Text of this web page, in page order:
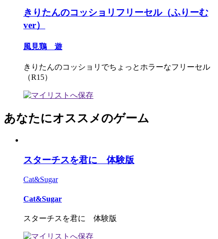
きりたんのコッショリフリーセル（ふりーむ
ver）
風見鶏 遊
きりたんのコッショリでちょっとホラーなフリーセル
（R15）
あなたにオススメのゲーム
スターチスを君に 体験版
Cat&Sugar
Cat&Sugar
スターチスを君に 体験版